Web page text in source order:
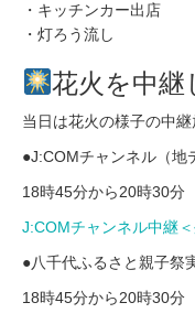
・キッチンカー出店
・灯ろう流し
花火を中継
当日は花火の様子の中継
●J:COMチャンネル（地
18時45分から20時30分
J:COMチャンネル中継
●八千代ふるさと親子祭
18時45分から20時30分